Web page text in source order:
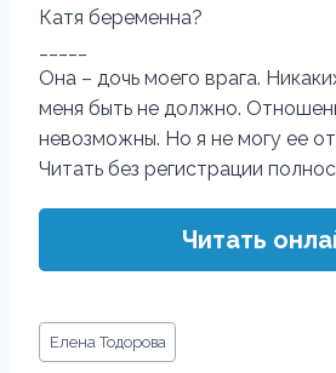
Катя беременна?
Она – дочь моего врага.
меня быть не должно.
невозможны. Но я не могу ее
Читать без регистрации
Читать
Метки
записи:
Елена Тодорова